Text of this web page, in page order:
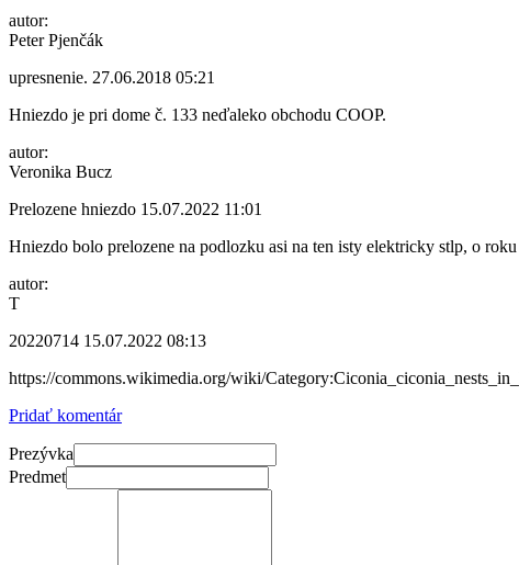
autor:
Peter Pjenčák
upresnenie. 27.06.2018 05:21
Hniezdo je pri dome č. 133 neďaleko obchodu COOP.
autor:
Veronika Bucz
Prelozene hniezdo 15.07.2022 11:01
Hniezdo bolo prelozene na podlozku asi na ten isty elektricky stlp, o
autor:
T
20220714 15.07.2022 08:13
https://commons.wikimedia.org/wiki/
Pridať komentár
Prezývka
Predmet